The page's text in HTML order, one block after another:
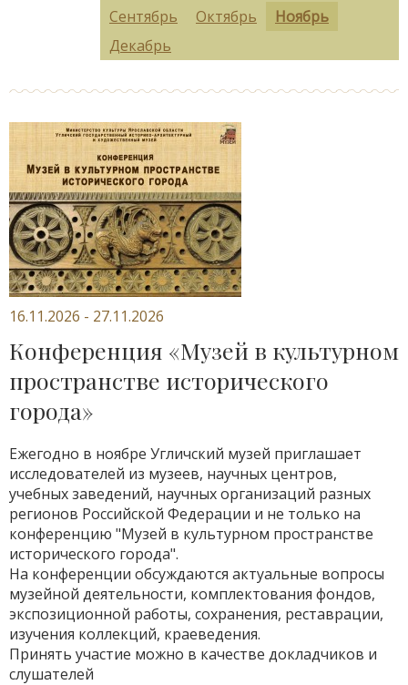
Сентябрь
Октябрь
Ноябрь
Декабрь
16.11.2026 - 27.11.2026
Конференция «Музей в культурном
пространстве исторического
города»
Ежегодно в ноябре Угличский музей приглашает
исследователей из музеев, научных центров,
учебных заведений, научных организаций разных
регионов Российской Федерации и не только на
конференцию "Музей в культурном пространстве
исторического города".
На конференции обсуждаются актуальные вопросы
музейной деятельности, комплектования фондов,
экспозиционной работы, сохранения, реставрации,
изучения коллекций, краеведения.
Принять участие можно в качестве докладчиков и
слушателей